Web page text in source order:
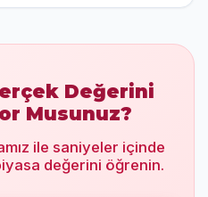
Değerini
Musunuz?
ile saniyeler içinde
değerini öğrenin.